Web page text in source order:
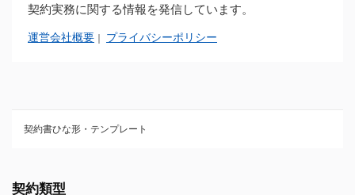
契約実務に関する情報を発信しています。
運営会社概要 ｜ プライバシーポリシー
契約書ひな形・テンプレート
契約類型